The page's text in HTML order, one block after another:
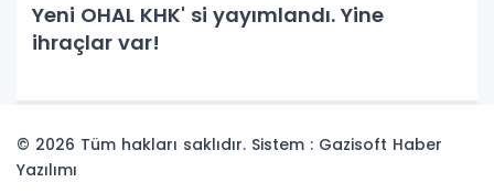
Yeni OHAL KHK' si yayımlandı. Yine
ihraçlar var!
© 2026 Tüm hakları saklıdır. Sistem : Gazisoft Haber
Yazılımı